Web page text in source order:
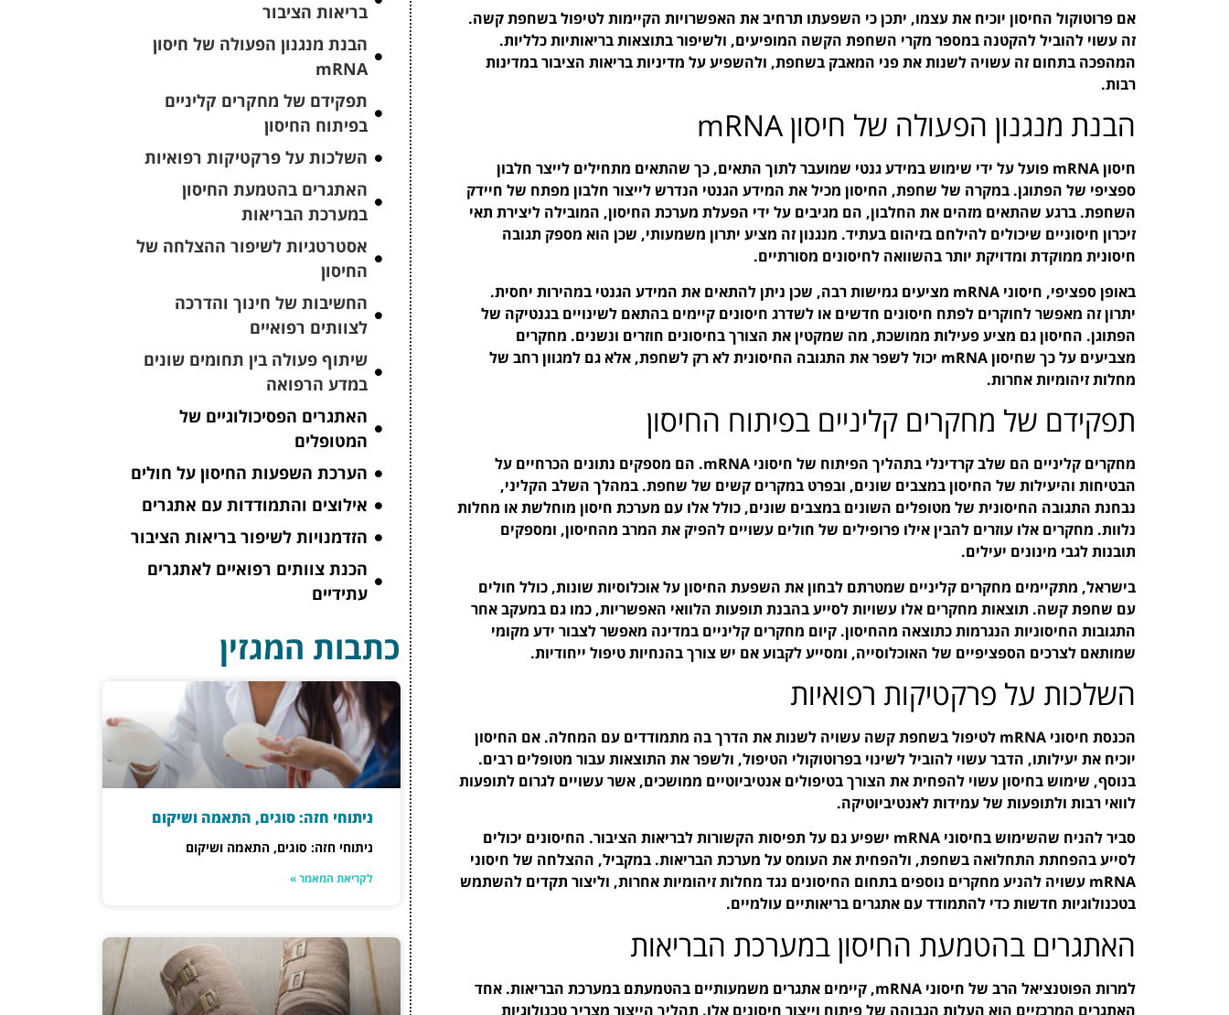
אם פרוטוקול החיסון יוכיח את עצמו, יתכן כי השפעתו תרחיב את האפשרויות הקיימות לטיפול בשחפת קשה.
זה עשוי להוביל להקטנה במספר מקרי השחפת הקשה המופיעים, ולשיפור בתוצאות בריאותיות כלליות.
המהפכה בתחום זה עשויה לשנות את פני המאבק בשחפת, ולהשפיע על מדיניות בריאות הציבור במדינות
רבות.
הבנת מנגנון הפעולה של חיסון mRNA
חיסון mRNA פועל על ידי שימוש במידע גנטי שמועבר לתוך התאים, כך שהתאים מתחילים לייצר חלבון
ספציפי של הפתוגן. במקרה של שחפת, החיסון מכיל את המידע הגנטי הנדרש לייצור חלבון מפתח של חיידק
השחפת. ברגע שהתאים מזהים את החלבון, הם מגיבים על ידי הפעלת מערכת החיסון, המובילה ליצירת תאי
זיכרון חיסוניים שיכולים להילחם בזיהום בעתיד. מנגנון זה מציע יתרון משמעותי, שכן הוא מספק תגובה
חיסונית ממוקדת ומדויקת יותר בהשוואה לחיסונים מסורתיים.
באופן ספציפי, חיסוני mRNA מציעים גמישות רבה, שכן ניתן להתאים את המידע הגנטי במהירות יחסית.
יתרון זה מאפשר לחוקרים לפתח חיסונים חדשים או לשדרג חיסונים קיימים בהתאם לשינויים בגנטיקה של
הפתוגן. החיסון גם מציע פעילות ממושכת, מה שמקטין את הצורך בחיסונים חוזרים ונשנים. מחקרים
מצביעים על כך שחיסון mRNA יכול לשפר את התגובה החיסונית לא רק לשחפת, אלא גם למגוון רחב של
מחלות זיהומיות אחרות.
תפקידם של מחקרים קליניים בפיתוח החיסון
מחקרים קליניים הם שלב קרדינלי בתהליך הפיתוח של חיסוני mRNA. הם מספקים נתונים הכרחיים על
הבטיחות והיעילות של החיסון במצבים שונים, ובפרט במקרים קשים של שחפת. במהלך השלב הקליני,
נבחנת התגובה החיסונית של מטופלים השונים במצבים שונים, כולל אלו עם מערכת חיסון מוחלשת או מחלות
נלוות. מחקרים אלו עוזרים להבין אילו פרופילים של חולים עשויים להפיק את המרב מהחיסון, ומספקים
תובנות לגבי מינונים יעילים.
בישראל, מתקיימים מחקרים קליניים שמטרתם לבחון את השפעת החיסון על אוכלוסיות שונות, כולל חולים
עם שחפת קשה. תוצאות מחקרים אלו עשויות לסייע בהבנת תופעות הלוואי האפשריות, כמו גם במעקב אחר
התגובות החיסוניות הנגרמות כתוצאה מהחיסון. קיום מחקרים קליניים במדינה מאפשר לצבור ידע מקומי
שמותאם לצרכים הספציפיים של האוכלוסייה, ומסייע לקבוע אם יש צורך בהנחיות טיפול ייחודיות.
השלכות על פרקטיקות רפואיות
הכנסת חיסוני mRNA לטיפול בשחפת קשה עשויה לשנות את הדרך בה מתמודדים עם המחלה. אם החיסון
יוכיח את יעילותו, הדבר עשוי להוביל לשינוי בפרוטוקולי הטיפול, ולשפר את התוצאות עבור מטופלים רבים.
בנוסף, שימוש בחיסון עשוי להפחית את הצורך בטיפולים אנטיביוטיים ממושכים, אשר עשויים לגרום לתופעות
לוואי רבות ולתופעות של עמידות לאנטיביוטיקה.
סביר להניח שהשימוש בחיסוני mRNA ישפיע גם על תפיסות הקשורות לבריאות הציבור. החיסונים יכולים
לסייע בהפחתת התחלואה בשחפת, ולהפחית את העומס על מערכת הבריאות. במקביל, ההצלחה של חיסוני
mRNA עשויה להניע מחקרים נוספים בתחום החיסונים נגד מחלות זיהומיות אחרות, וליצור תקדים להשתמש
בטכנולוגיות חדשות כדי להתמודד עם אתגרים בריאותיים עולמיים.
האתגרים בהטמעת החיסון במערכת הבריאות
למרות הפוטנציאל הרב של חיסוני mRNA, קיימים אתגרים משמעותיים בהטמעתם במערכת הבריאות. אחד
האתגרים המרכזיים הוא העלות הגבוהה של פיתוח וייצור חיסונים אלו. תהליך הייצור מצריך טכנולוגיות
בריאות הציבור
הבנת מנגנון הפעולה של חיסון
mRNA
תפקידם של מחקרים קליניים
בפיתוח החיסון
השלכות על פרקטיקות רפואיות
האתגרים בהטמעת החיסון
במערכת הבריאות
אסטרטגיות לשיפור ההצלחה של
החיסון
החשיבות של חינוך והדרכה
לצוותים רפואיים
שיתוף פעולה בין תחומים שונים
במדע הרפואה
האתגרים הפסיכולוגיים של
המטופלים
הערכת השפעות החיסון על חולים
אילוצים והתמודדות עם אתגרים
הזדמנויות לשיפור בריאות הציבור
הכנת צוותים רפואיים לאתגרים
עתידיים
כתבות המגזין
ניתוחי חזה: סוגים, התאמה ושיקום
ניתוחי חזה: סוגים, התאמה ושיקום
לקריאת המאמר »